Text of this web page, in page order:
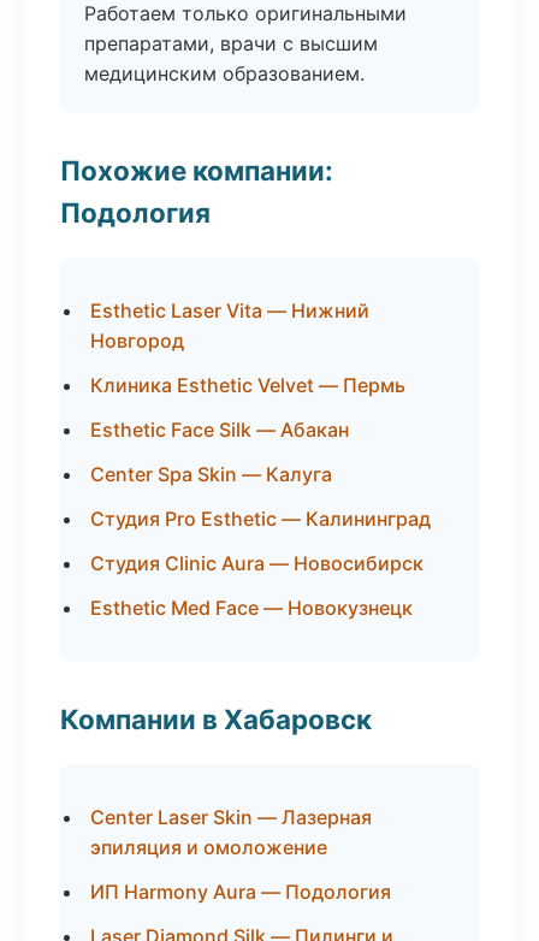
Работаем только оригинальными
препаратами, врачи с высшим
медицинским образованием.
Похожие компании:
Подология
Esthetic Laser Vita — Нижний
Новгород
Клиника Esthetic Velvet — Пермь
Esthetic Face Silk — Абакан
Center Spa Skin — Калуга
Студия Pro Esthetic — Калининград
Студия Clinic Aura — Новосибирск
Esthetic Med Face — Новокузнецк
Компании в Хабаровск
Center Laser Skin — Лазерная
эпиляция и омоложение
ИП Harmony Aura — Подология
Laser Diamond Silk — Пилинги и